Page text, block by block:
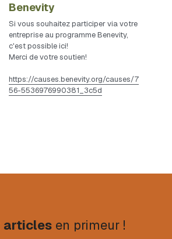
Benevity
Si vous souhaitez participer via votre
entreprise au programme Benevity,
c'est possible ici!
Merci de votre soutien!
https://causes.benevity.org/causes/7
56-5536976990381_3c5d
articles en primeur !